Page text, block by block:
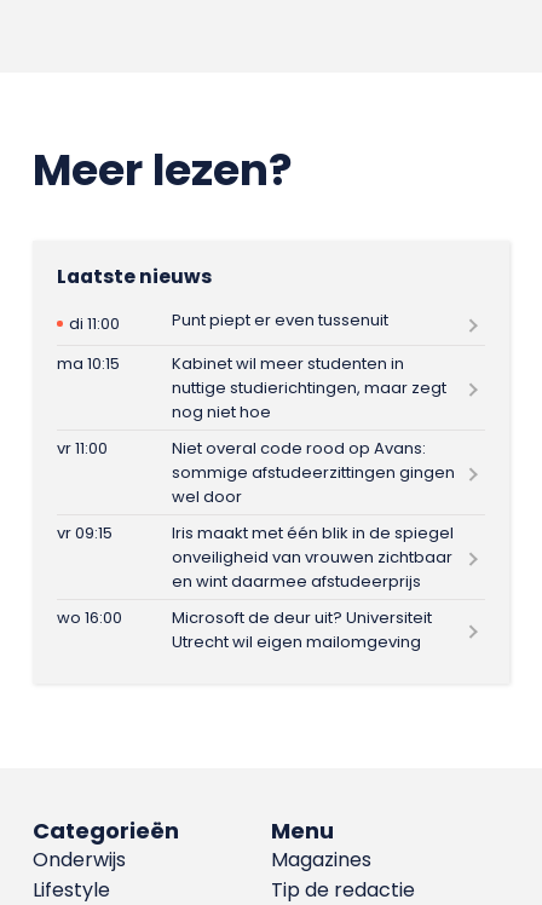
Meer lezen?
Laatste nieuws
di 11:00
Punt piept er even tussenuit
ma 10:15
Kabinet wil meer studenten in
nuttige studierichtingen, maar zegt
nog niet hoe
vr 11:00
Niet overal code rood op Avans:
sommige afstudeerzittingen gingen
wel door
vr 09:15
Iris maakt met één blik in de spiegel
onveiligheid van vrouwen zichtbaar
en wint daarmee afstudeerprijs
wo 16:00
Microsoft de deur uit? Universiteit
Utrecht wil eigen mailomgeving
Menu
Magazines
Tip de redactie
Categorieën
Onderwijs
Lifestyle